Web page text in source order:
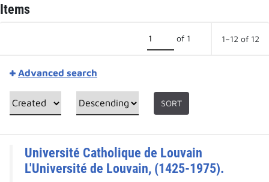
Items
of 1 1–12 of 12
Advanced search
SORT
Université Catholique de Louvain
L'Université de Louvain, (1425-1975).